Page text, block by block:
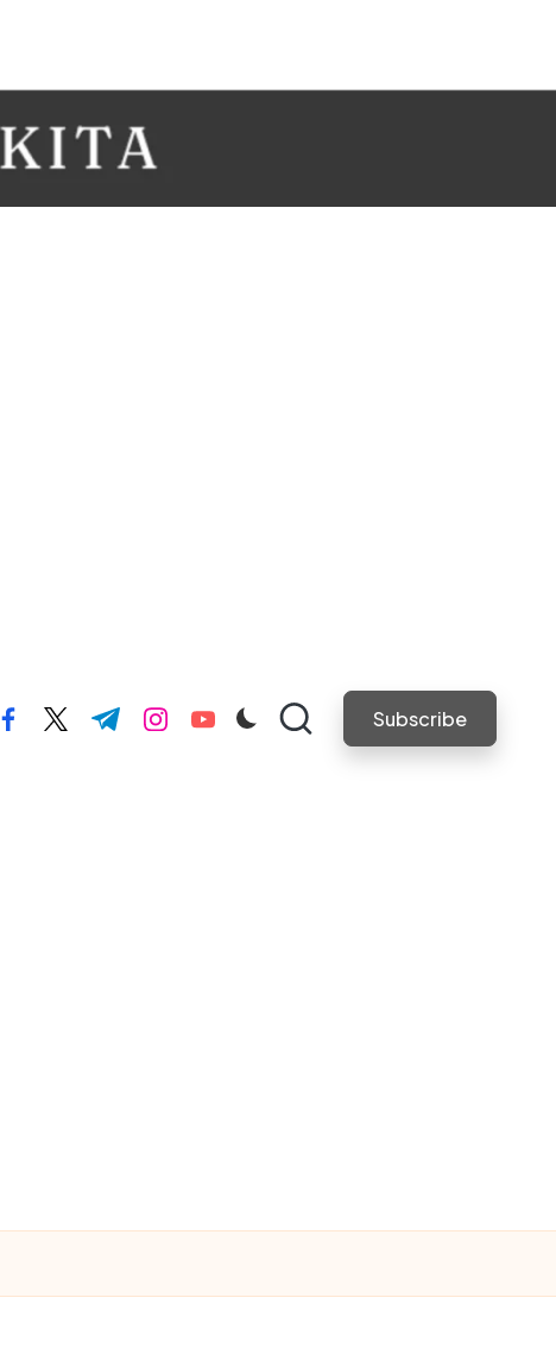
facebook.com
twitter.com
t.me instagram.com
youtube.com Subscribe